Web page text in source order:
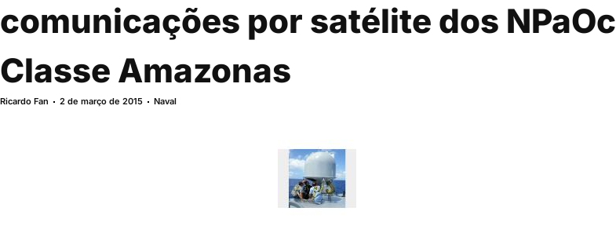
comunicações por satélite dos NPaOc
Classe Amazonas
Ricardo Fan 2 de março de 2015 Naval